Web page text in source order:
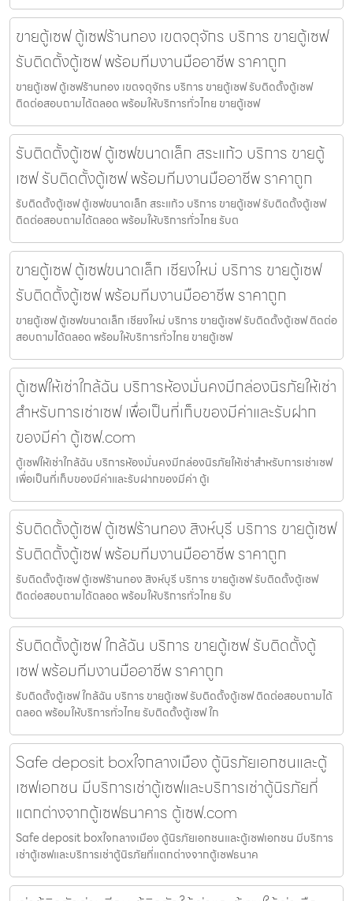
ขายตู้เซฟ ตู้เซฟร้านทอง เขตจตุจักร บริการ ขายตู้เซฟ
รับติดตั้งตู้เซฟ พร้อมทีมงานมืออาชีพ ราคาถูก
ขายตู้เซฟ ตู้เซฟร้านทอง เขตจตุจักร บริการ ขายตู้เซฟ รับติดตั้งตู้เซฟ
ติดต่อสอบถามได้ตลอด พร้อมให้บริการทั่วไทย ขายตู้เซฟ
รับติดตั้งตู้เซฟ ตู้เซฟขนาดเล็ก สระแก้ว บริการ ขายตู้
เซฟ รับติดตั้งตู้เซฟ พร้อมทีมงานมืออาชีพ ราคาถูก
รับติดตั้งตู้เซฟ ตู้เซฟขนาดเล็ก สระแก้ว บริการ ขายตู้เซฟ รับติดตั้งตู้เซฟ
ติดต่อสอบถามได้ตลอด พร้อมให้บริการทั่วไทย รับต
ขายตู้เซฟ ตู้เซฟขนาดเล็ก เชียงใหม่ บริการ ขายตู้เซฟ
รับติดตั้งตู้เซฟ พร้อมทีมงานมืออาชีพ ราคาถูก
ขายตู้เซฟ ตู้เซฟขนาดเล็ก เชียงใหม่ บริการ ขายตู้เซฟ รับติดตั้งตู้เซฟ ติดต่อ
สอบถามได้ตลอด พร้อมให้บริการทั่วไทย ขายตู้เซฟ
ตู้เซฟให้เช่าใกล้ฉัน บริการห้องมั่นคงมีกล่องนิรภัยให้เช่า
สำหรับการเช่าเซฟ เพื่อเป็นที่เก็บของมีค่าและรับฝาก
ของมีค่า ตู้เซฟ.com
ตู้เซฟให้เช่าใกล้ฉัน บริการห้องมั่นคงมีกล่องนิรภัยให้เช่าสำหรับการเช่าเซฟ
เพื่อเป็นที่เก็บของมีค่าและรับฝากของมีค่า ตู้เ
รับติดตั้งตู้เซฟ ตู้เซฟร้านทอง สิงห์บุรี บริการ ขายตู้เซฟ
รับติดตั้งตู้เซฟ พร้อมทีมงานมืออาชีพ ราคาถูก
รับติดตั้งตู้เซฟ ตู้เซฟร้านทอง สิงห์บุรี บริการ ขายตู้เซฟ รับติดตั้งตู้เซฟ
ติดต่อสอบถามได้ตลอด พร้อมให้บริการทั่วไทย รับ
รับติดตั้งตู้เซฟ ใกล้ฉัน บริการ ขายตู้เซฟ รับติดตั้งตู้
เซฟ พร้อมทีมงานมืออาชีพ ราคาถูก
รับติดตั้งตู้เซฟ ใกล้ฉัน บริการ ขายตู้เซฟ รับติดตั้งตู้เซฟ ติดต่อสอบถามได้
ตลอด พร้อมให้บริการทั่วไทย รับติดตั้งตู้เซฟ ใก
Safe deposit boxใจกลางเมือง ตู้นิรภัยเอกชนและตู้
เซฟเอกชน มีบริการเช่าตู้เซฟและบริการเช่าตู้นิรภัยที่
แตกต่างจากตู้เซฟธนาคาร ตู้เซฟ.com
Safe deposit boxใจกลางเมือง ตู้นิรภัยเอกชนและตู้เซฟเอกชน มีบริการ
เช่าตู้เซฟและบริการเช่าตู้นิรภัยที่แตกต่างจากตู้เซฟธนาค